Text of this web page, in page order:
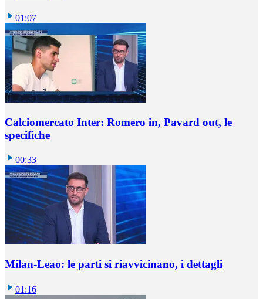
01:07
Calciomercato Inter: Romero in, Pavard out, le
specifiche
00:33
Milan-Leao: le parti si riavvicinano, i dettagli
01:16